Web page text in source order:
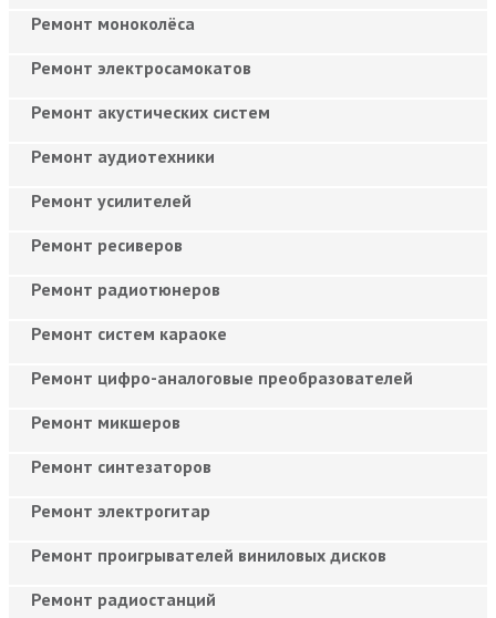
Ремонт моноколёса
Ремонт электросамокатов
Ремонт акустических систем
Ремонт аудиотехники
Ремонт усилителей
Ремонт ресиверов
Ремонт радиотюнеров
Ремонт систем караоке
Ремонт цифро-аналоговые преобразователей
Ремонт микшеров
Ремонт синтезаторов
Ремонт электрогитар
Ремонт проигрывателей виниловых дисков
Ремонт радиостанций